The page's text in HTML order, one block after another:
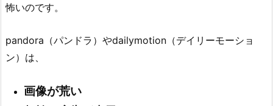
怖いのです。
pandora（パンドラ）やdailymotion（デイリーモーショ
ン）は、
画像が荒い